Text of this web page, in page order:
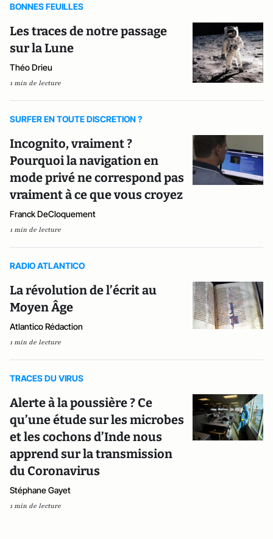
BONNES FEUILLES
Les traces de notre passage
sur la Lune
Théo Drieu
1 min de lecture
SURFER EN TOUTE DISCRETION ?
Incognito, vraiment ?
Pourquoi la navigation en
mode privé ne correspond pas
vraiment à ce que vous croyez
Franck DeCloquement
1 min de lecture
RADIO ATLANTICO
La révolution de l’écrit au
Moyen Âge
Atlantico Rédaction
1 min de lecture
TRACES DU VIRUS
Alerte à la poussière ? Ce
qu’une étude sur les microbes
et les cochons d’Inde nous
apprend sur la transmission
du Coronavirus
Stéphane Gayet
1 min de lecture